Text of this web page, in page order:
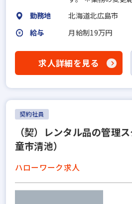
勤務地
北海道北広島市
給与
月給制19万円
求人詳細を見る
契約社員
（契）レンタル品の管理
童市清池）
ハローワーク求人